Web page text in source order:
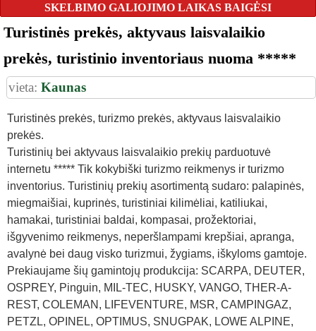
SKELBIMO GALIOJIMO LAIKAS BAIGĖSI
Turistinės prekės, aktyvaus laisvalaikio
prekės, turistinio inventoriaus nuoma *****
vieta: Kaunas
Turistinės prekės, turizmo prekės, aktyvaus laisvalaikio
prekės.
Turistinių bei aktyvaus laisvalaikio prekių parduotuvė
internetu ***** Tik kokybiški turizmo reikmenys ir turizmo
inventorius. Turistinių prekių asortimentą sudaro: palapinės,
miegmaišiai, kuprinės, turistiniai kilimėliai, katiliukai,
hamakai, turistiniai baldai, kompasai, prožektoriai,
išgyvenimo reikmenys, neperšlampami krepšiai, apranga,
avalynė bei daug visko turizmui, žygiams, iškyloms gamtoje.
Prekiaujame šių gamintojų produkcija: SCARPA, DEUTER,
OSPREY, Pinguin, MIL-TEC, HUSKY, VANGO, THER-A-
REST, COLEMAN, LIFEVENTURE, MSR, CAMPINGAZ,
PETZL, OPINEL, OPTIMUS, SNUGPAK, LOWE ALPINE,